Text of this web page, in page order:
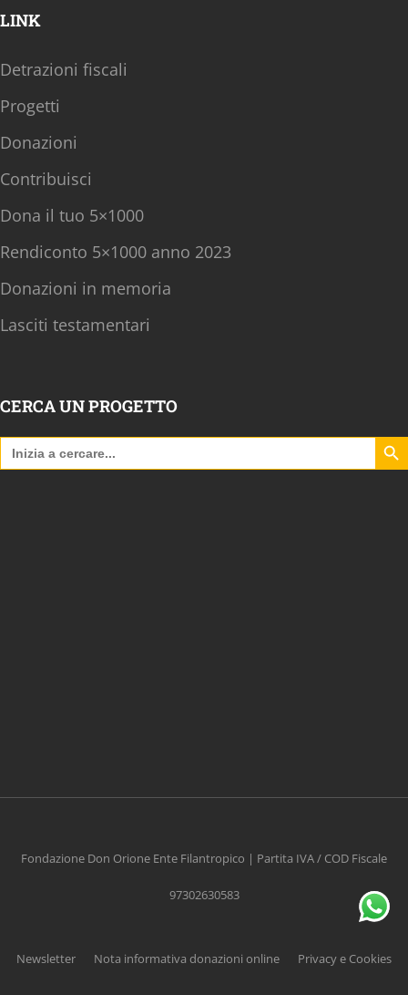
LINK
Detrazioni fiscali
Progetti
Donazioni
Contribuisci
Dona il tuo 5×1000
Rendiconto 5×1000 anno 2023
Donazioni in memoria
Lasciti testamentari
CERCA UN PROGETTO
Search
for:
Search
Fondazione Don Orione Ente Filantropico | Partita IVA / COD Fiscale
97302630583
Newsletter Nota informativa donazioni online Privacy e Cookies